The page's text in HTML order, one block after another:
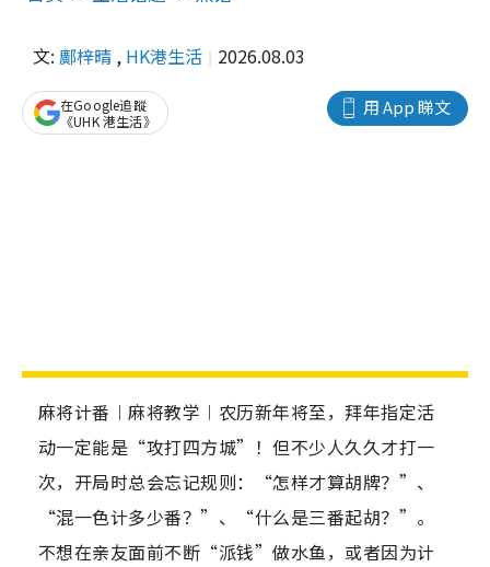
文: 鄺梓晴 , HK港生活 2026.08.03
用 App 睇文
在Google追蹤
《UHK 港生活》
麻将计番︱麻将教学︱农历新年将至，拜年指定活
动一定能是“攻打四方城”！但不少人久久才打一
次，开局时总会忘记规则：“怎样才算胡牌？”、
“混一色计多少番？”、“什么是三番起胡？”。
不想在亲友面前不断“派钱”做水鱼，或者因为计